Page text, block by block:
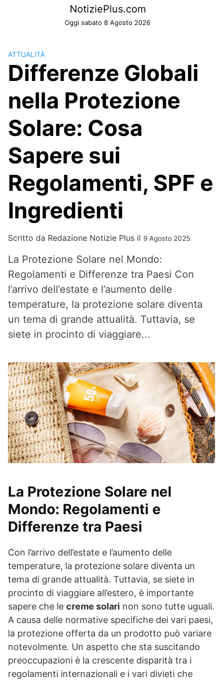
NotiziePlus.com
Oggi sabato 8 Agosto 2026
ATTUALITÀ
Differenze Globali
nella Protezione
Solare: Cosa
Sapere sui
Regolamenti, SPF e
Ingredienti
Scritto da Redazione Notizie Plus il 9 Agosto 2025
La Protezione Solare nel Mondo:
Regolamenti e Differenze tra Paesi Con
l’arrivo dell’estate e l’aumento delle
temperature, la protezione solare diventa
un tema di grande attualità. Tuttavia, se
siete in procinto di viaggiare...
La Protezione Solare nel
Mondo: Regolamenti e
Differenze tra Paesi
Con l’arrivo dell’estate e l’aumento delle
temperature, la protezione solare diventa un
tema di grande attualità. Tuttavia, se siete in
procinto di viaggiare all’estero, è importante
sapere che le creme solari non sono tutte uguali.
A causa delle normative specifiche dei vari paesi,
la protezione offerta da un prodotto può variare
notevolmente. Un aspetto che sta suscitando
preoccupazioni è la crescente disparità tra i
regolamenti internazionali e i vari divieti che